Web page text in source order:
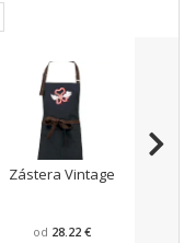
Zástera Vintage
od 28.22 €